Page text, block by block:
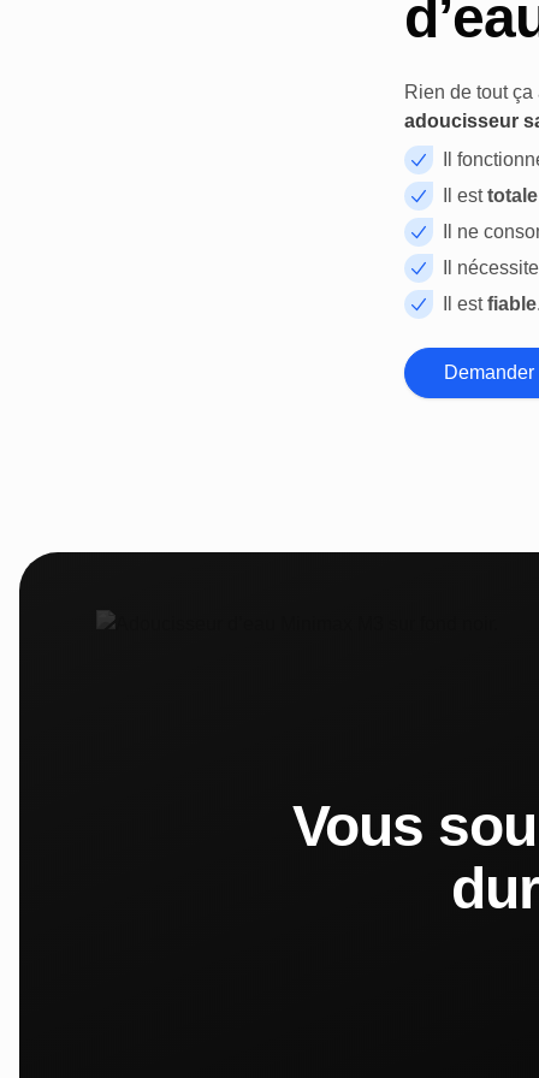
Rien de tout
adoucisseur
Il
Il est
Il ne
Il nécessite
Il estfiable
Vous